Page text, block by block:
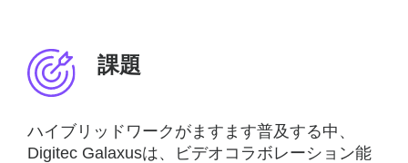
課題
ハイブリッドワークがますます普及する中、
Digitec Galaxusは、ビデオコラボレーション能